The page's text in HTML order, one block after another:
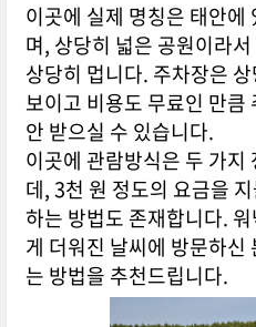
이곳에 실제 명칭은 태안
며, 상당히 넓은 공원이라
상당히 멉니다. 주차장은
보이고 비용도 무료인 만
안 받으실 수 있습니다.
이곳에 관람방식은 두 가
데, 3천 원 정도의 요금을
하는 방법도 존재합니다.
게 더워진 날씨에 방문하
는 방법을 추천드립니다.